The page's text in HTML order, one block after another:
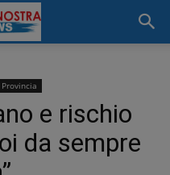
Provincia
e rischio
da sempre